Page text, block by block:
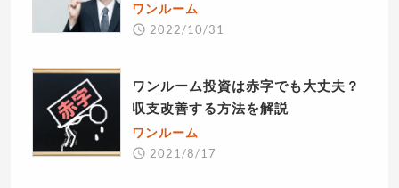
ワンルーム
2022/10/31
ワンルーム投資は赤字でも大丈夫？
収支改善する方法を解説
ワンルーム
2021/8/17